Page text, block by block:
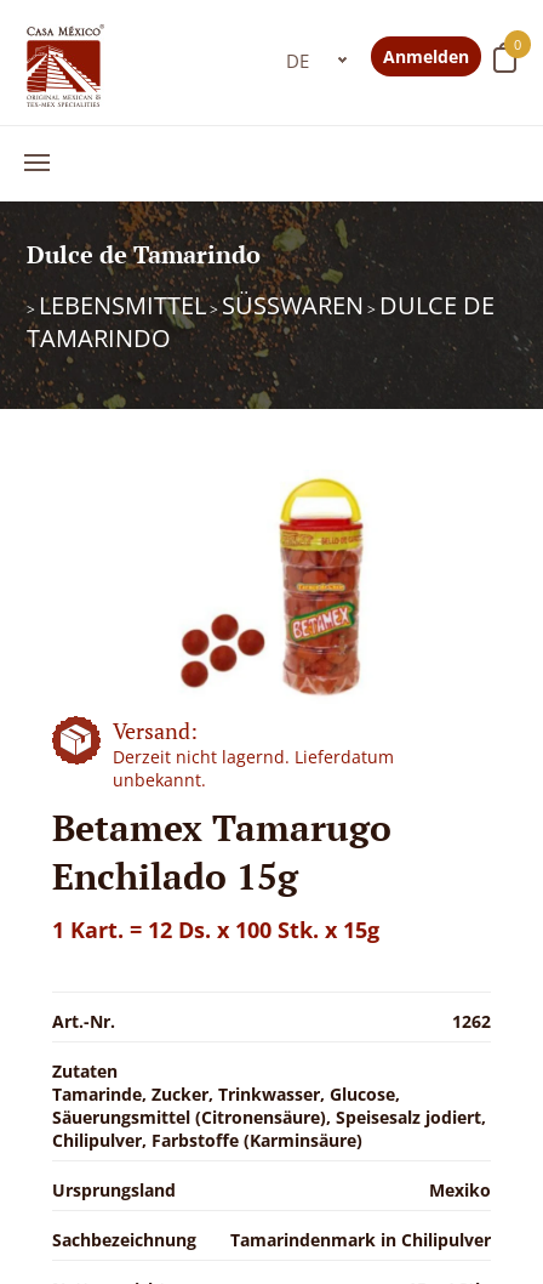
0
Anmelden
Dulce de Tamarindo
> LEBENSMITTEL>SÜSSWAREN > DULCE DE
TAMARINDO
Versand:
Derzeit nicht lagernd. Lieferdatum
unbekannt.
Betamex Tamarugo
Enchilado 15g
1 Kart. = 12 Ds. x 100 Stk. x 15g
Art.-Nr. 1262
Zutaten
Tamarinde, Zucker, Trinkwasser, Glucose,
Säuerungsmittel (Citronensäure), Speisesalz jodiert,
Chilipulver, Farbstoffe (Karminsäure)
Ursprungsland Mexiko
Sachbezeichnung Tamarindenmark in Chilipulver